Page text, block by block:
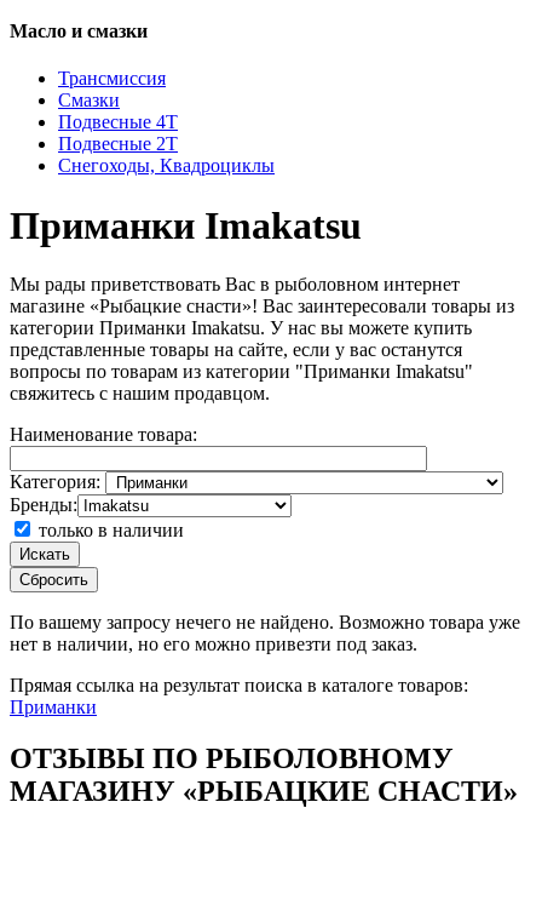
Масло и смазки
Трансмиссия
Смазки
Подвесные 4Т
Подвесные 2Т
Снегоходы, Квадроциклы
Приманки Imakatsu
Мы рады приветствовать Вас в рыболовном интернет
магазине «Рыбацкие снасти»! Вас заинтересовали товары из
категории Приманки Imakatsu. У нас вы можете купить
представленные товары на сайте, если у вас останутся
вопросы по товарам из категории "Приманки Imakatsu"
свяжитесь с нашим продавцом.
Наименование товара:
Категория:
Бренды:
только в наличии
Искать
Сбросить
По вашему запросу нечего не найдено. Возможно товара уже
нет в наличии, но его можно привезти под заказ.
Прямая ссылка на результат поиска в каталоге товаров:
Приманки
ОТЗЫВЫ ПО РЫБОЛОВНОМУ
МАГАЗИНУ «РЫБАЦКИЕ СНАСТИ»